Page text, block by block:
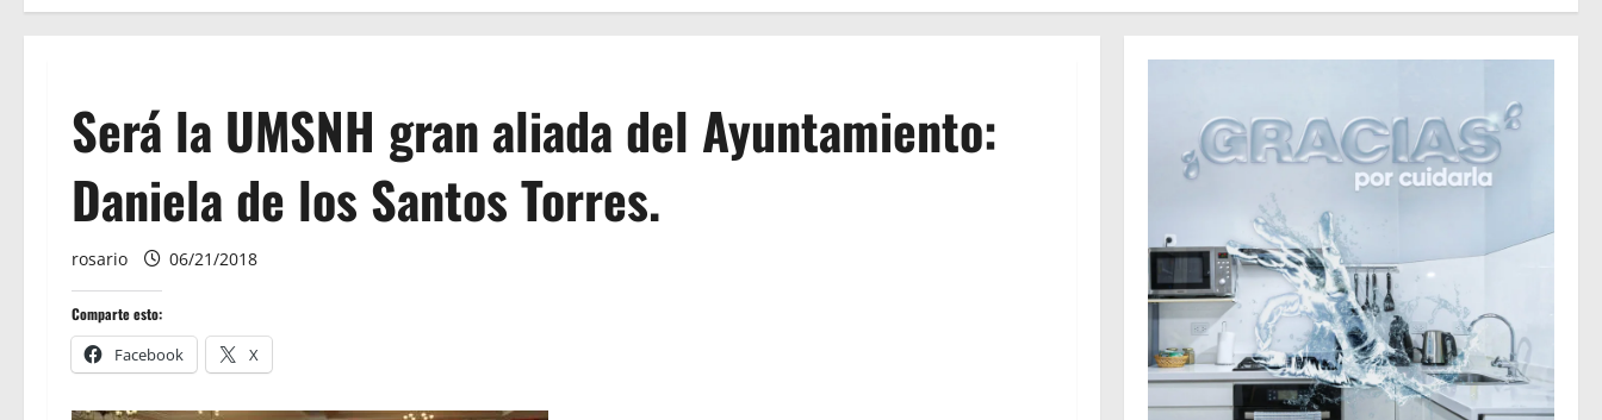
Será la UMSNH gran aliada del Ayuntamiento:
Daniela de los Santos Torres.
rosario 06/21/2018
Comparte esto:
Facebook X